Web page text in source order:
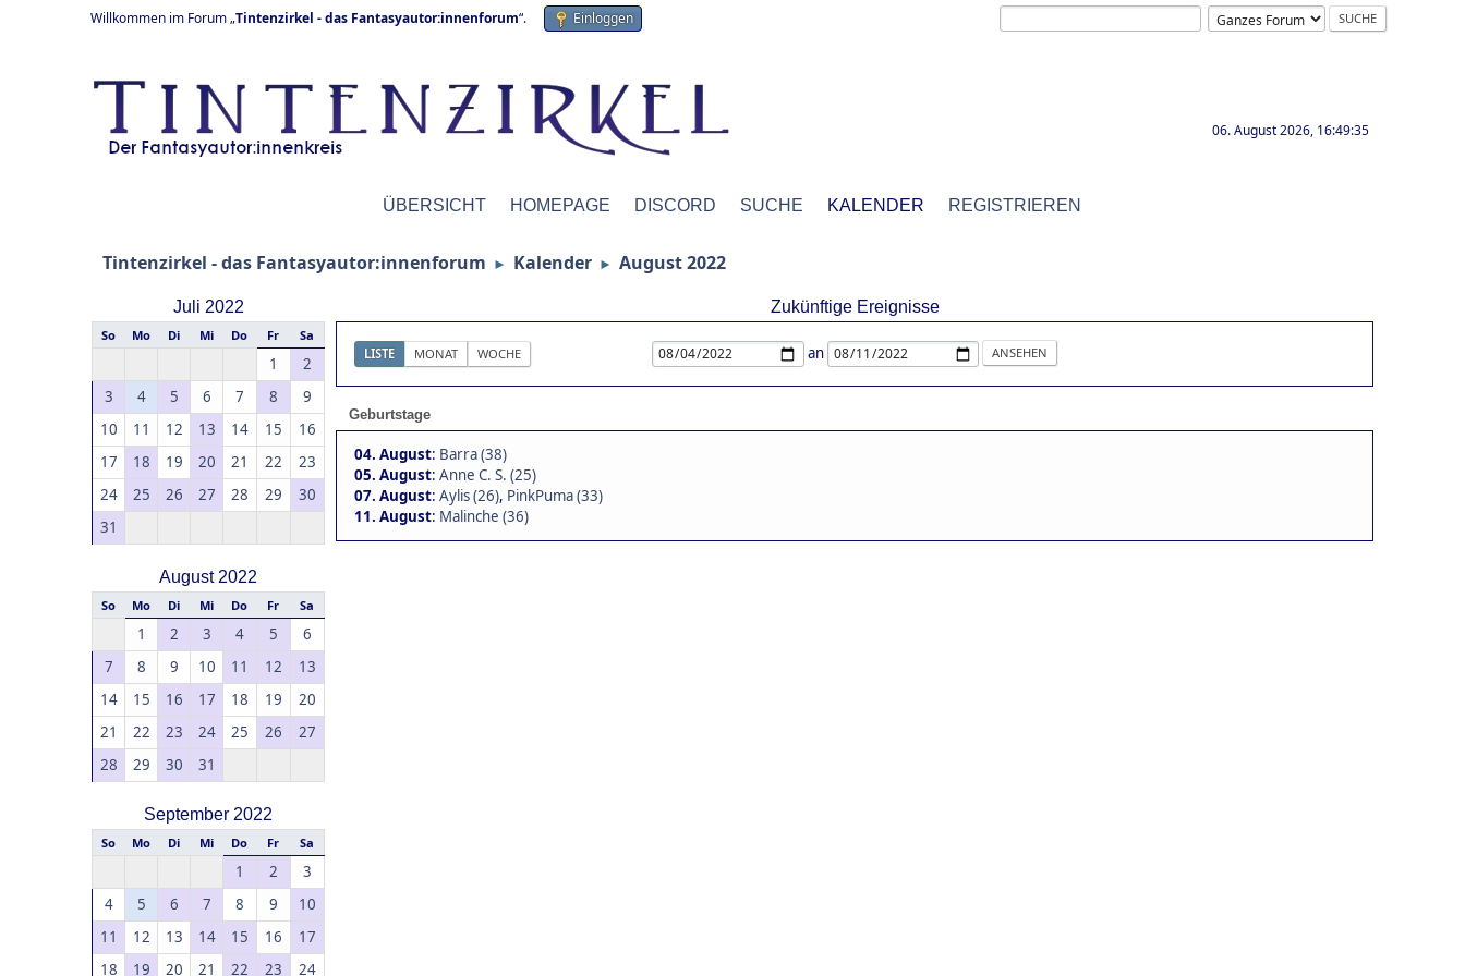
Willkommen im Forum „Tintenzirkel - das Fantasyautor:innenforum“. Einloggen
06. August 2026, 16:49:35
ÜBERSICHT HOMEPAGE DISCORD SUCHE KALENDER REGISTRIEREN
Tintenzirkel - das Fantasyautor:innenforum ► Kalender ► August 2022
Juli 2022
So Mo Di Mi Do Fr Sa
1
2
3
4 5 6 7 8
9
10
11 12 13 14 15
16
17
18 19 20 21 22
23
24
25 26 27 28 29
30
31
August 2022
So Mo Di Mi Do Fr Sa
1 2 3 4 5
6
7
8 9 10 11 12
13
14
15 16 17 18 19
20
21
22 23 24 25 26
27
28
29 30 31
September 2022
So Mo Di Mi Do Fr Sa
1 2
3
4
5 6 7 8 9
10
11
12 13 14 15 16
17
18
19 20 21 22 23 24
Zukünftige Ereignisse
LISTE MONAT WOCHE an
Geburtstage
04. August: Barra (38)
05. August: Anne C. S. (25)
07. August: Aylis (26), PinkPuma (33)
11. August: Malinche (36)